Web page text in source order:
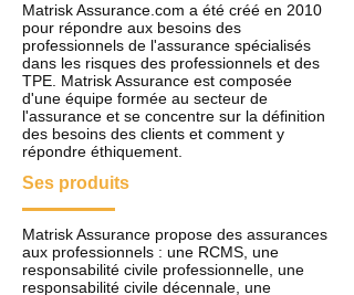
Matrisk Assurance.com a été créé en 2010
pour répondre aux besoins des
professionnels de l'assurance spécialisés
dans les risques des professionnels et des
TPE. Matrisk Assurance est composée
d'une équipe formée au secteur de
l'assurance et se concentre sur la définition
des besoins des clients et comment y
répondre éthiquement.
Ses produits
Matrisk Assurance propose des assurances
aux professionnels : une RCMS, une
responsabilité civile professionnelle, une
responsabilité civile décennale, une